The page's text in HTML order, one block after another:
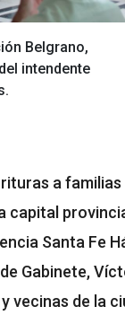
Belgrano,
intendente
a
capital
Santa Fe
Gabinete,
vecinas de la